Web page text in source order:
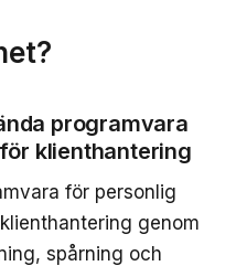
programvara
klienthantering
för personlig
genom
spårning och